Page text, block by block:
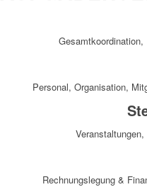
Personal, Organisation,
Rechnungslegung &